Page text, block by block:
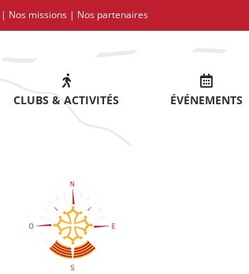
| Nos missions | Nos partenaires
CLUBS & ACTIVITÉS ÉVÉNEMENTS